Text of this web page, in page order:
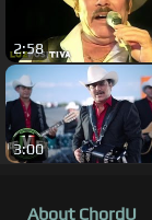
2:58
3:00
About ChordU